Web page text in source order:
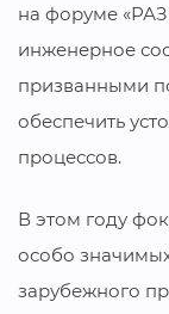
на форуме
инженерное
призванными
обеспечить
процессов.
В этом году
особо
зарубежного